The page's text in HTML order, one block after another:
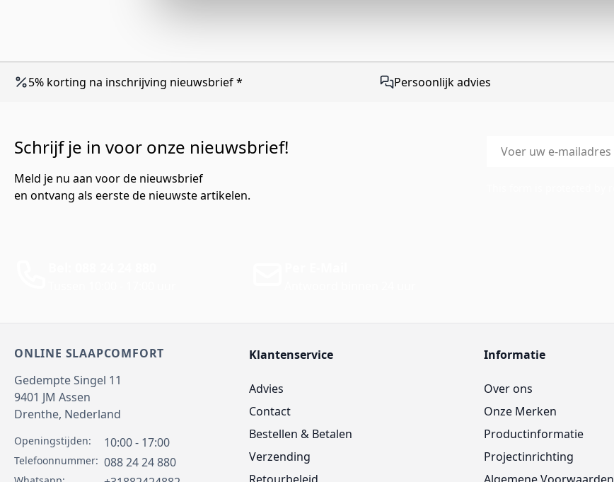
5% korting na inschrijving nieuwsbrief * Persoonlijk advies
Schrijf je in voor onze nieuwsbrief!
Meld je nu aan voor de nieuwsbrief
en ontvang als eerste de nieuwste artikelen.
E-mailadres
ONLINE SLAAPCOMFORT
Gedempte Singel 11
9401 JM Assen
Drenthe, Nederland
Openingstijden: 10:00 - 17:00
Telefoonnummer: 088 24 24 880
Klantenservice
Advies
Contact
Bestellen & Betalen
Verzending
Informatie
Over ons
Onze Merken
Productinformatie
Projectinrichting